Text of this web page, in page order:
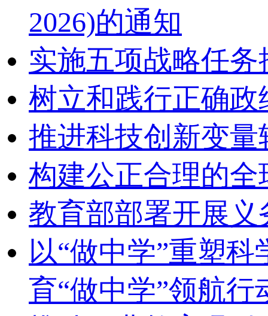
2026)的通知
实施五项战略任
树立和践行正确
推进科技创新变
构建公正合理的
教育部部署开展义
以“做中学”重塑
育“做中学”领航行